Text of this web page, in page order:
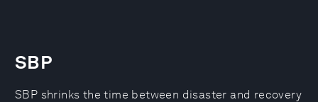
SBP
SBP shrinks the time between disaster and recovery